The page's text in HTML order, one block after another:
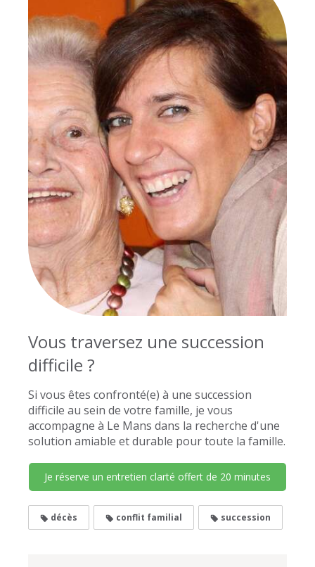
Vous traversez une succession
difficile ?
Si vous êtes confronté(e) à une succession
difficile au sein de votre famille, je vous
accompagne à Le Mans dans la recherche d'une
solution amiable et durable pour toute la famille.
Je réserve un entretien clarté offert de 20 minutes
décès conflit familial succession